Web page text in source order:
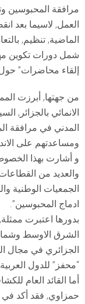
مرافقة المحبوسين
العمل, لاسيما بعد
شمل دورات تكوين
إلقاء محاضرات”
من جهتها, أبرزت
الانمائي بالجزائر,
المدني في مرافقة
ومساعدتهم على
و أشارت بهذا
والعديد من
الجمعيات الوطنية
ادماج المحبوسين”.
بدورها اعتبرت
الشرق الاوسط وشمال
الجزائري في مجال
“محفز” للدول العربية.
أما القائد العام
حمزاوي, فقد أكد في